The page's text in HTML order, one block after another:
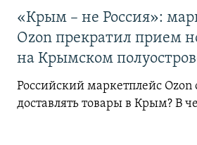
«Крым – не Россия»:
Ozon прекратил прием
на Крымском
Российский маркетплейс Ozon
доставлять товары в Крым? В